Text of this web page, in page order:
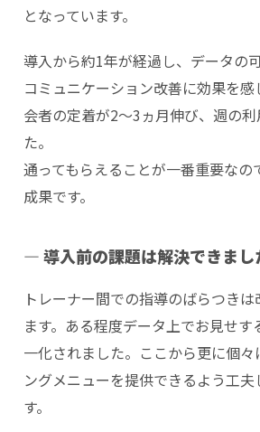
となっています。
導入から約1年が経過し、データの
コミュニケーション改善に効果を感
会者の定着が2～3ヵ月伸び、週の
た。
通ってもらえることが一番重要なの
成果です。
―導入前の課題は解決できまし
トレーナー間での指導のばらつき
ます。ある程度データ上でお見せす
一化されました。ここから更に個々
ングメニューを提供できるよう工
す。